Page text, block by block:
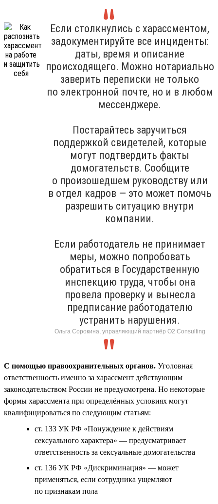
Если столкнулись с харассментом,
задокументируйте все инциденты:
даты, время и описание
происходящего. Можно нотариально
заверить переписки не только
по электронной почте, но и в любом
мессенджере.
Постарайтесь заручиться
поддержкой свидетелей, которые
могут подтвердить факты
домогательств. Сообщите
о произошедшем руководству или
в отдел кадров — это может помочь
разрешить ситуацию внутри
компании.
Если работодатель не принимает
меры, можно попробовать
обратиться в Государственную
инспекцию труда, чтобы она
провела проверку и вынесла
предписание работодателю
устранить нарушения.
Ольга Сорокина, управляющий партнёр О2 Consulting
С помощью правоохранительных органов. Уголовная
ответственность именно за харассмент действующим
законодательством России не предусмотрена. Но некоторые
формы харассмента при определённых условиях могут
квалифицироваться по следующим статьям:
ст. 133 УК РФ «Понуждение к действиям
сексуального характера» — предусматривает
ответственность за сексуальные домогательства
ст. 136 УК РФ «Дискриминация» — может
применяться, если сотрудника ущемляют
по признакам пола